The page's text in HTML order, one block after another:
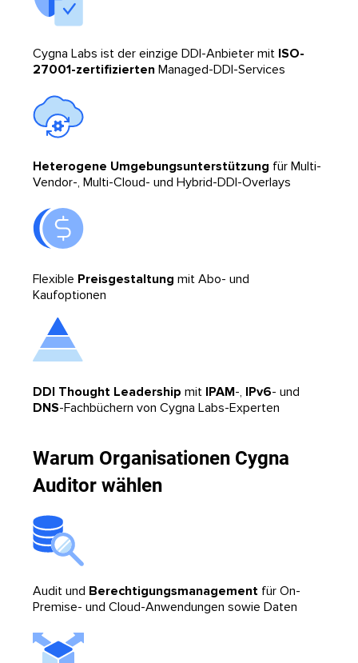
Cygna Labs ist der einzige DDI-Anbieter mit ISO-
27001-zertifizierten Managed-DDI-Services
Heterogene Umgebungsunterstützung für Multi-
Vendor-, Multi-Cloud- und Hybrid-DDI-Overlays
Flexible Preisgestaltung mit Abo- und
Kaufoptionen
DDI Thought Leadership mit IPAM-, IPv6- und
DNS-Fachbüchern von Cygna Labs-Experten
Warum Organisationen Cygna
Auditor wählen
Audit und Berechtigungsmanagement für On-
Premise- und Cloud-Anwendungen sowie Daten